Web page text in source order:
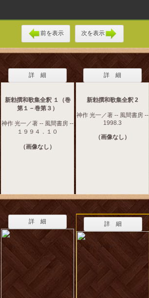
前を表示 次を表示
詳 細
新勅撰和歌集全釈 １（巻
第１－巻第３）
神作 光一／著 -- 風間書房 --
１９９４．１０
（画像なし）
詳 細
新勅撰和歌集全釈 2
神作 光一／著 -- 風間書房 --
1998.3
（画像なし）
詳 細 詳 細